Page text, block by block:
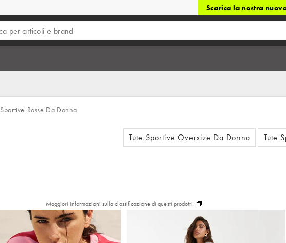
Scarica la nostra
Rosse Da Donna
Tute Sportive Oversize Da Donna Tute
Maggiori informazioni sulla classificazione di questi prodotti